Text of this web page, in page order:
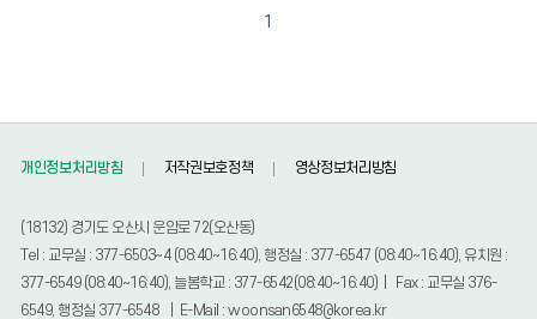
성
록
일,
조
회
1
개인정보처리방침 저작권보호정책 영상정보처리방침
(18132) 경기도 오산시 운암로 72(오산동)
Tel : 교무실 : 377-6503~4 (08:40~16:40), 행정실 : 377-6547 (08:40~16:40), 유치원 :
377-6549 (08:40~16:40), 늘봄학교 : 377-6542(08:40~16:40) | Fax : 교무실 376-
6549, 행정실 377-6548 | E-Mail : woonsan6548@korea.kr